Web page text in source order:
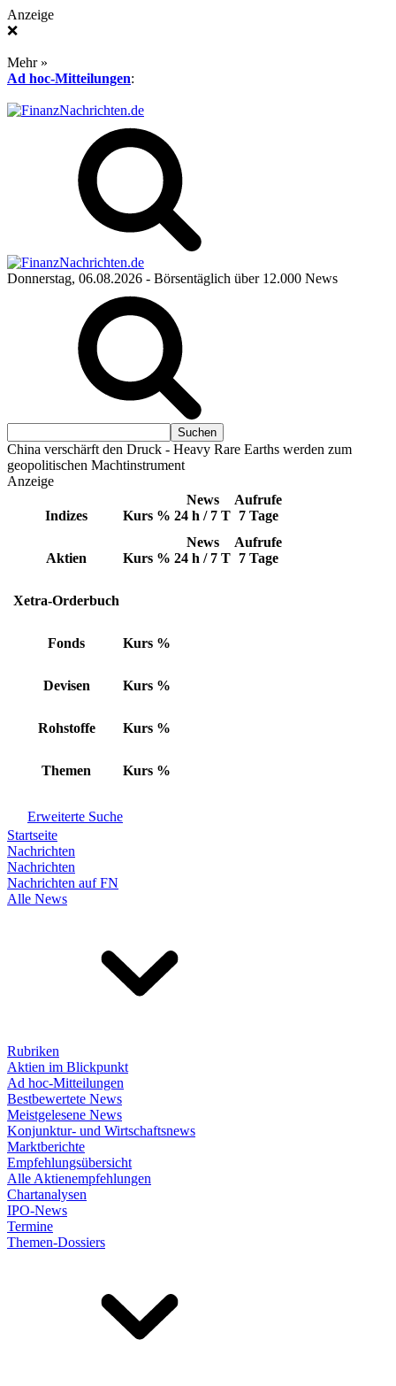
Anzeige
❌
Mehr »
Ad hoc-Mitteilungen:
Donnerstag, 06.08.2026 - Börsentäglich über 12.000 News
China verschärft den Druck - Heavy Rare Earths werden zum
geopolitischen Machtinstrument
Anzeige
Indizes Kurs %
News
24 h / 7 T
Aufrufe
7 Tage
Aktien Kurs %
News
24 h / 7 T
Aufrufe
7 Tage
Xetra-Orderbuch
Fonds Kurs %
Devisen Kurs %
Rohstoffe Kurs %
Themen Kurs %
Erweiterte Suche
Startseite
Nachrichten
Nachrichten
Nachrichten auf FN
Alle News
Rubriken
Aktien im Blickpunkt
Ad hoc-Mitteilungen
Bestbewertete News
Meistgelesene News
Konjunktur- und Wirtschaftsnews
Marktberichte
Empfehlungsübersicht
Alle Aktienempfehlungen
Chartanalysen
IPO-News
Termine
Themen-Dossiers